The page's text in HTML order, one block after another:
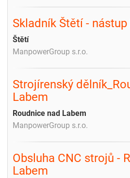
Skladník Štětí - nástup
Štětí
ManpowerGroup s.r.o.
Strojírenský
Labem
Roudnice nad Labem
ManpowerGroup s.r.o.
Obsluha CNC strojů -
Labem